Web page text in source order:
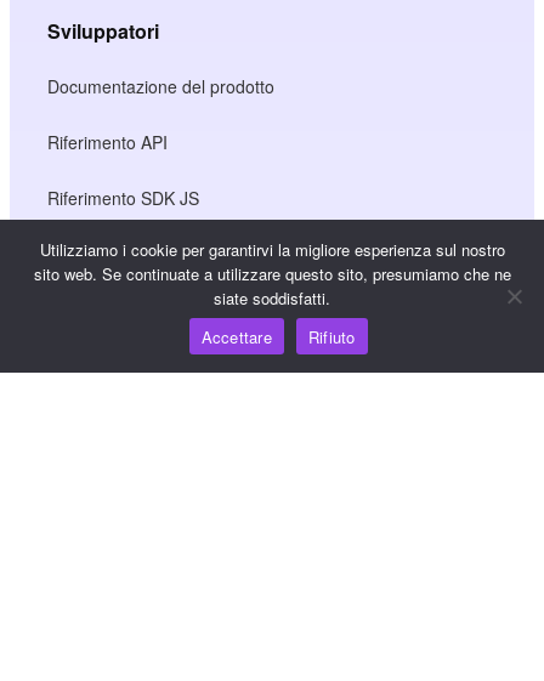
Sviluppatori
Documentazione del prodotto
Riferimento API
Riferimento SDK JS
Risorse
Hub della conoscenza
Utilizziamo i cookie per garantirvi la migliore esperienza sul nostro
sito web. Se continuate a utilizzare questo sito, presumiamo che ne
siate soddisfatti.
Accettare
Rifiuto